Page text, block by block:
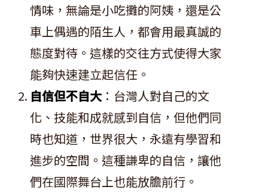
情味，無論是小吃攤的阿姨，還是公
車上偶遇的陌生人，都會用最真誠的
態度對待。這樣的交往方式使得大家
能夠快速建立起信任。
自信但不自大 ：台灣人對自己的文
化、技能和成就感到自信，但他們同
時也知道，世界很大，永遠有學習和
進步的空間。這種謙卑的自信，讓他
們在國際舞台上也能放膽前行。